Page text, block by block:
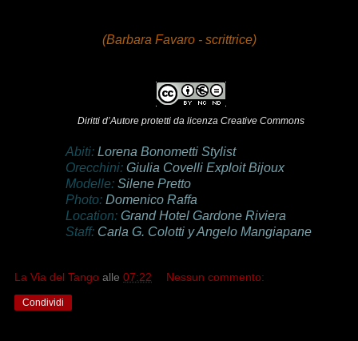
(Barbara Favaro - scrittrice)
Diritti d’Autore protetti da licenza Creative Commons
Abiti: Lorena Bonometti Stylist
Orecchini: Giulia Covelli Exploit Bijoux
Modelle: Silene Pretto
Photo: Domenico Raffa
Location: Grand Hotel Gardone Riviera
Staff: Carla G. Colotti y Angelo Mangiapane
La Via del Tango alle 07:22 Nessun commento:
Condividi